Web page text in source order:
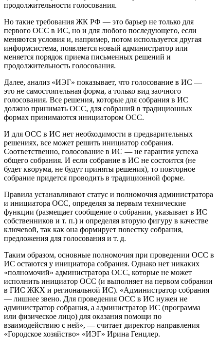
продолжительности голосования.
Но такие требования ЖК РФ — это барьер не только для
первого ОСС в ИС, но и для любого последующего, если
меняются условия и, например, потом используется другая
информсистема, появляется новый администратор или
меняется порядок приема письменных решений и
продолжительность голосования.
Далее, анализ «ИЭГ» показывает, что голосование в ИС —
это не самостоятельная форма, а только вид заочного
голосования. Все решения, которые для собрания в ИС
должно принимать ОСС, для собраний в традиционных
формах принимаются инициатором ОСС.
И для ОСС в ИС нет необходимости в предварительных
решениях, все может решить инициатор собрания.
Соответственно, голосование в ИС — не гарантия успеха
общего собрания. И если собрание в ИС не состоится (не
будет кворума, не будут приняты решения), то повторное
собрание придется проводить в традиционной форме.
Правила устанавливают статус и полномочия администратора
и инициатора ОСС, определяя за первым технические
функции (размещает сообщение о собрании, указывает в ИС
собственников и т. п.) и определяя вторую фигуру в качестве
ключевой, так как она формирует повестку собрания,
предложения для голосования и т. д.
Таким образом, основные полномочия при проведении ОСС в
ИС остаются у инициатора собрания. Однако нет никаких
«полномочий» администратора ОСС, которые не может
исполнить инициатор ОСС (и выполняет на первом собрании
в ГИС ЖКХ и региональной ИС). «Администратор собрания
— лишнее звено. Для проведения ОСС в ИС нужен не
администратор собрания, а администратор ИС (программа
или физическое лицо) для оказания помощи по
взаимодействию с ней», — считает директор направления
«Городское хозяйство» «ИЭГ» Ирина Генцлер.